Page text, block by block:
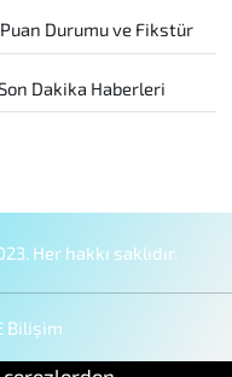
Puan Durumu ve Fikstür
Dakika Haberleri
Her hakkı saklıdır.
Bilişim